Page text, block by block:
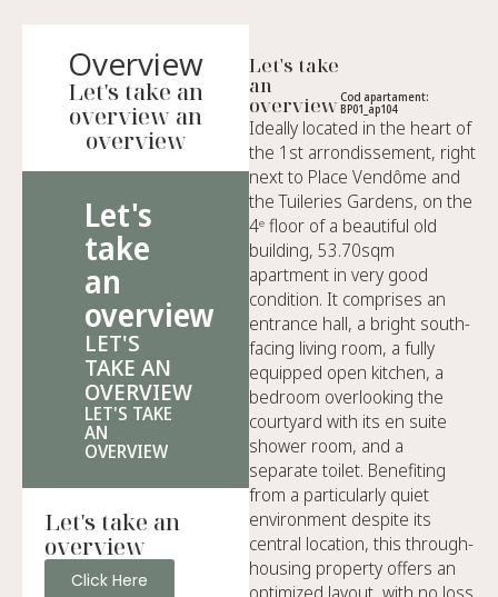
Let's take
an
overview Cod apartament:
BP01_ap104
Ideally located in the heart of
the 1st arrondissement, right
next to Place Vendôme and
the Tuileries Gardens, on the
4ᵉ floor of a beautiful old
building, 53.70sqm
apartment in very good
condition. It comprises an
entrance hall, a bright south-
facing living room, a fully
equipped open kitchen, a
bedroom overlooking the
courtyard with its en suite
shower room, and a
separate toilet. Benefiting
from a particularly quiet
environment despite its
central location, this through-
housing property offers an
Overview
Let's take an
overview an
overview
Let's
take
an
overview
LET'S
TAKE AN
OVERVIEW
LET'S TAKE
AN
OVERVIEW
Let's take an
overview
Click Here